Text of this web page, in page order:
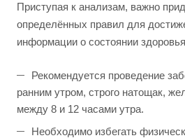
Приступая к анализам, важно
определённых правил для
информации о состоянии
Рекомендуется проведение
ранним утром, строго натощак,
между 8 и 12 часами утра.
Необходимо избегать